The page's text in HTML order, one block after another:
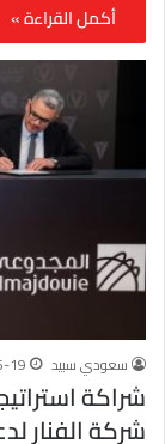
أكمل القراءة »
سعودي سبيد 19
شراكة
شركة الفنار